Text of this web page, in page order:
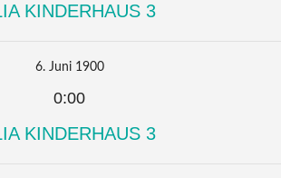
KINDERHAUS 3
6. Juni 1900
0:00
KINDERHAUS 3